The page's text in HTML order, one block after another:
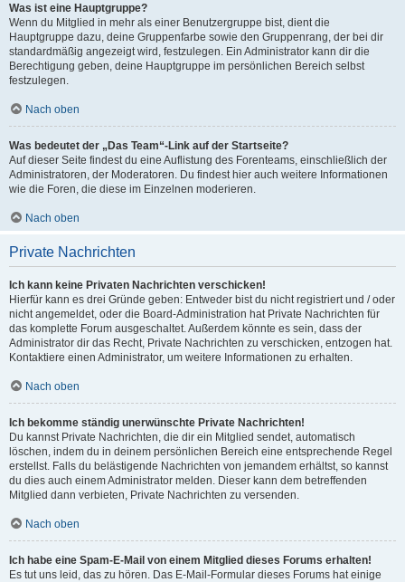
Was ist eine Hauptgruppe?
Wenn du Mitglied in mehr als einer Benutzergruppe bist, dient die
Hauptgruppe dazu, deine Gruppenfarbe sowie den Gruppenrang, der bei dir
standardmäßig angezeigt wird, festzulegen. Ein Administrator kann dir die
Berechtigung geben, deine Hauptgruppe im persönlichen Bereich selbst
festzulegen.
Nach oben
Was bedeutet der „Das Team“-Link auf der Startseite?
Auf dieser Seite findest du eine Auflistung des Forenteams, einschließlich der
Administratoren, der Moderatoren. Du findest hier auch weitere Informationen
wie die Foren, die diese im Einzelnen moderieren.
Nach oben
Private Nachrichten
Ich kann keine Privaten Nachrichten verschicken!
Hierfür kann es drei Gründe geben: Entweder bist du nicht registriert und / oder
nicht angemeldet, oder die Board-Administration hat Private Nachrichten für
das komplette Forum ausgeschaltet. Außerdem könnte es sein, dass der
Administrator dir das Recht, Private Nachrichten zu verschicken, entzogen hat.
Kontaktiere einen Administrator, um weitere Informationen zu erhalten.
Nach oben
Ich bekomme ständig unerwünschte Private Nachrichten!
Du kannst Private Nachrichten, die dir ein Mitglied sendet, automatisch
löschen, indem du in deinem persönlichen Bereich eine entsprechende Regel
erstellst. Falls du belästigende Nachrichten von jemandem erhältst, so kannst
du dies auch einem Administrator melden. Dieser kann dem betreffenden
Mitglied dann verbieten, Private Nachrichten zu versenden.
Nach oben
Ich habe eine Spam-E-Mail von einem Mitglied dieses Forums erhalten!
Es tut uns leid, das zu hören. Das E-Mail-Formular dieses Forums hat einige